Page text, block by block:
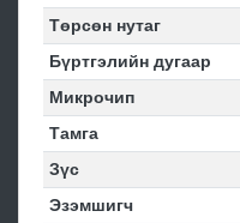
Төрсөн нутаг
Бүртгэлийн дугаар
Микрочип
Тамга
Зүс
Эзэмшигч